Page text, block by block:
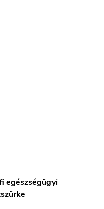
egészségügyi